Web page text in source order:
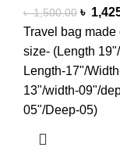
৳1,500.00 ৳
Travel bag
size- (Length
Length-17"/
13"/width-09"/
05"/Deep-05)